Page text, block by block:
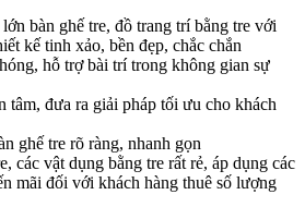
bàn ghế tre, đồ trang trí bằng tre với
kế tinh xảo, bền đẹp, chắc chắn
hỗ trợ bài trí trong không gian sự
tâm, đưa ra giải pháp tối ưu cho khách
ghế tre rõ ràng, nhanh gọn
các vật dụng bằng tre rất rẻ, áp dụng các
mãi đối với khách hàng thuê số lượng